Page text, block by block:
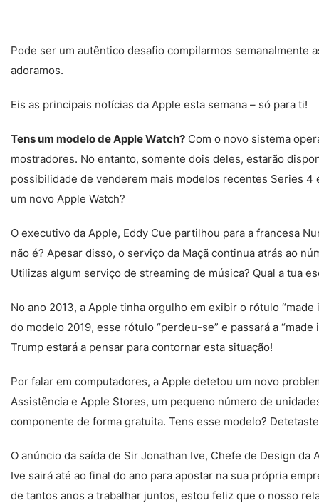
Pode ser um autêntico desafio compilarmos semanalmente
adoramos.
Eis as principais notícias da Apple esta semana – só para ti!
Tens um modelo de Apple Watch? Com o novo sistema
mostradores. No entanto, somente dois deles, estarão
possibilidade de venderem mais modelos recentes Series
um novo Apple Watch?
O executivo da Apple, Eddy Cue partilhou para a francesa
não é? Apesar disso, o serviço da Maçã continua atrás ao
Utilizas algum serviço de streaming de música? Qual a tua
No ano 2013, a Apple tinha orgulho em exibir o rótulo “made
do modelo 2019, esse rótulo “perdeu-se” e passará a
Trump estará a pensar para contornar esta situação!
Por falar em computadores, a Apple detetou um novo
Assistência e Apple Stores, um pequeno número de
componente de forma gratuita. Tens esse modelo?
O anúncio da saída de Sir Jonathan Ive, Chefe de Design da
Ive sairá até ao final do ano para apostar na sua própria
de tantos anos a trabalhar juntos, estou feliz que o nosso